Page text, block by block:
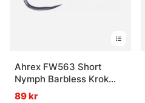
Ahrex FW563 Short
Nymph Barbless Krok
24-pack
89 kr